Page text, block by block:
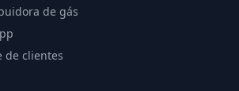
de gás
de clientes